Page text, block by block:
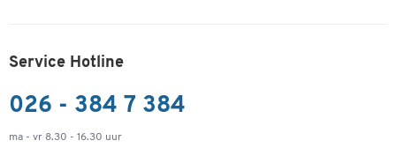
Service Hotline
026 - 384 7 384
ma - vr 8.30 - 16.30 uur